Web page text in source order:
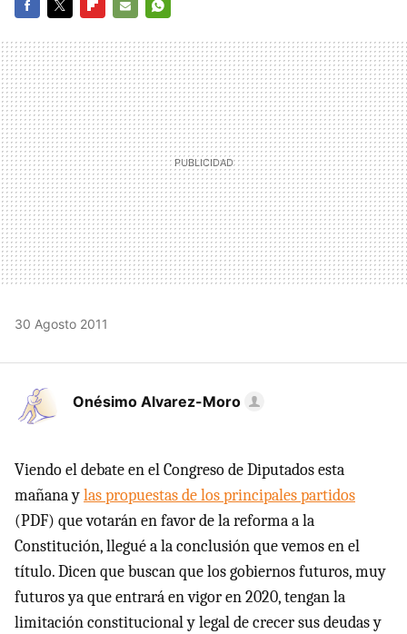
MAIL
30 Agosto 2011
Onésimo Alvarez-Moro
Viendo el debate en el Congreso de Diputados esta
mañana ylas propuestas de los principales partidos
(PDF) que votarán en favor de la reforma a la
Constitución, llegué a la conclusión que vemos en el
título. Dicen que buscan que los gobiernos futuros, muy
futuros ya que entrará en vigor en 2020, tengan la
limitación constitucional y legal de crecer sus deudas y